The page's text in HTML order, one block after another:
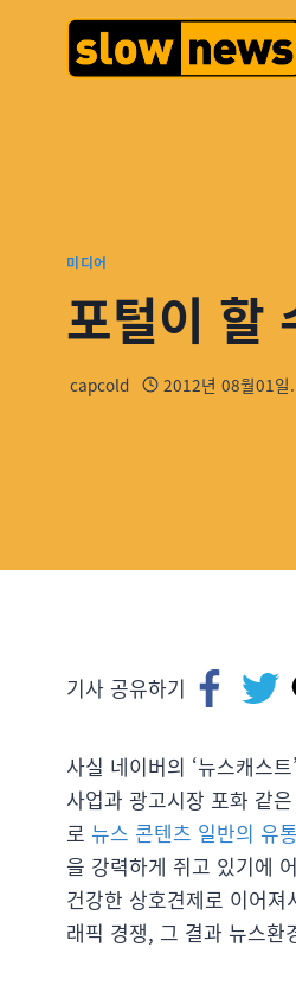
미디어
포털이 할
capcold 2012년 08월01일.
기사 공유하기
사실 네이버의 ‘뉴스캐스
사업과 광고시장 포화 같
로 뉴스 콘텐츠 일반의 유
을 강력하게 쥐고 있기에
건강한 상호견제로 이어
래픽 경쟁, 그 결과 뉴스환